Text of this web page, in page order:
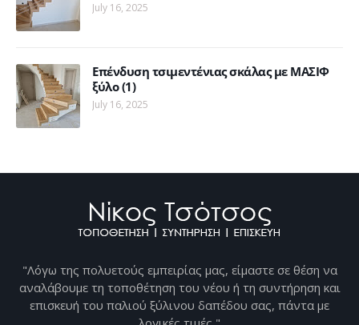
July 16, 2025
Επένδυση τσιμεντένιας σκάλας με ΜΑΣΙΦ
ξύλο (1)
July 16, 2025
"Λόγω της πολυετούς εμπειρίας μας, είμαστε σε θέση να
αναλάβουμε τη τοποθέτηση του νέου ή τη συντήρηση και
επισκευή του παλιού ξύλινου δαπέδου σας, πάντα με